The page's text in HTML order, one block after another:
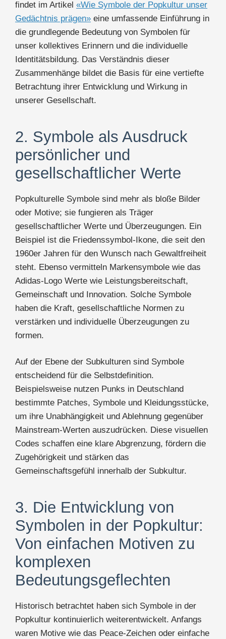
findet im Artikel «Wie Symbole der Popkultur unser
Gedächtnis prägen» eine umfassende Einführung in
die grundlegende Bedeutung von Symbolen für
unser kollektives Erinnern und die individuelle
Identitätsbildung. Das Verständnis dieser
Zusammenhänge bildet die Basis für eine vertiefte
Betrachtung ihrer Entwicklung und Wirkung in
unserer Gesellschaft.
2. Symbole als Ausdruck
persönlicher und
gesellschaftlicher Werte
Popkulturelle Symbole sind mehr als bloße Bilder
oder Motive; sie fungieren als Träger
gesellschaftlicher Werte und Überzeugungen. Ein
Beispiel ist die Friedenssymbol-Ikone, die seit den
1960er Jahren für den Wunsch nach Gewaltfreiheit
steht. Ebenso vermitteln Markensymbole wie das
Adidas-Logo Werte wie Leistungsbereitschaft,
Gemeinschaft und Innovation. Solche Symbole
haben die Kraft, gesellschaftliche Normen zu
verstärken und individuelle Überzeugungen zu
formen.
Auf der Ebene der Subkulturen sind Symbole
entscheidend für die Selbstdefinition.
Beispielsweise nutzen Punks in Deutschland
bestimmte Patches, Symbole und Kleidungsstücke,
um ihre Unabhängigkeit und Ablehnung gegenüber
Mainstream-Werten auszudrücken. Diese visuellen
Codes schaffen eine klare Abgrenzung, fördern die
Zugehörigkeit und stärken das
Gemeinschaftsgefühl innerhalb der Subkultur.
3. Die Entwicklung von
Symbolen in der Popkultur:
Von einfachen Motiven zu
komplexen
Bedeutungsgeflechten
Historisch betrachtet haben sich Symbole in der
Popkultur kontinuierlich weiterentwickelt. Anfangs
waren Motive wie das Peace-Zeichen oder einfache